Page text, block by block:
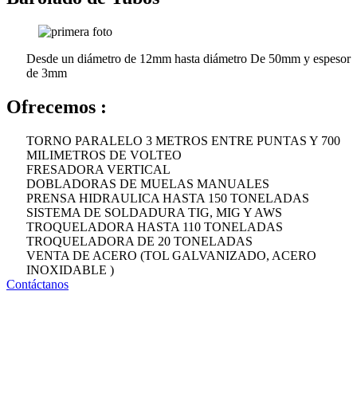
Desde un diámetro de 12mm hasta diámetro De 50mm y espesor
de 3mm
Ofrecemos :
TORNO PARALELO 3 METROS ENTRE PUNTAS Y 700
MILIMETROS DE VOLTEO
FRESADORA VERTICAL
DOBLADORAS DE MUELAS MANUALES
PRENSA HIDRAULICA HASTA 150 TONELADAS
SISTEMA DE SOLDADURA TIG, MIG Y AWS
TROQUELADORA HASTA 110 TONELADAS
TROQUELADORA DE 20 TONELADAS
VENTA DE ACERO (TOL GALVANIZADO, ACERO
INOXIDABLE )
Contáctanos